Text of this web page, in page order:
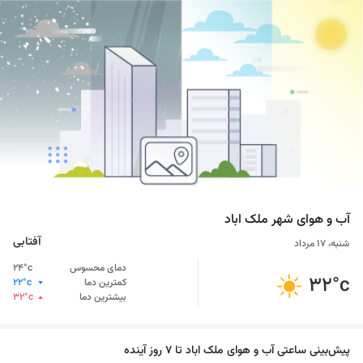
آب ‌و ‌هوای شهر ملک اباد
شنبه، ۱۷ مرداد آفتابی
32°c
دمای محسوس 24°c
کمترین دما
22°c
بیشترین دما
32°c
پیش‌بینی ساعتی آب و هوای ملک اباد تا 7 روز آینده